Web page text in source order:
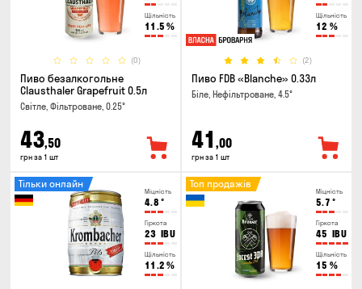
Щільність
11.5 %
(0)
Пиво безалкогольне
Clausthaler Grapefruit 0.5л
Світле, Фільтроване, 0.25°
43,50
грн за 1 шт
Щільність
12 %
(2)
Пиво FDB «Blanche» 0.33л
Біле, Нефільтроване, 4.5°
41 ,00
грн за 1 шт
Міцність
4.8 °
Гіркота
23 IBU
Щільність
11.2 %
Тільки онлайн
Міцність
5.7 °
Гіркота
45 IBU
Щільність
15 %
Топ продажів